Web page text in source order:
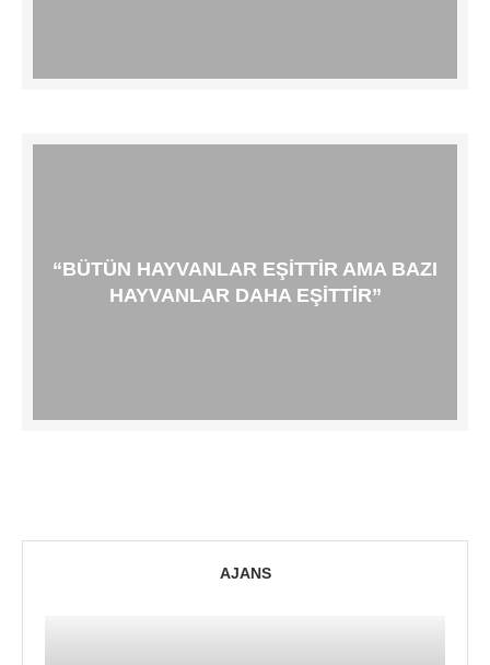
“BÜTÜN HAYVANLAR EŞITTIR AMA BAZI
HAYVANLAR DAHA EŞITTIR”
AJANS